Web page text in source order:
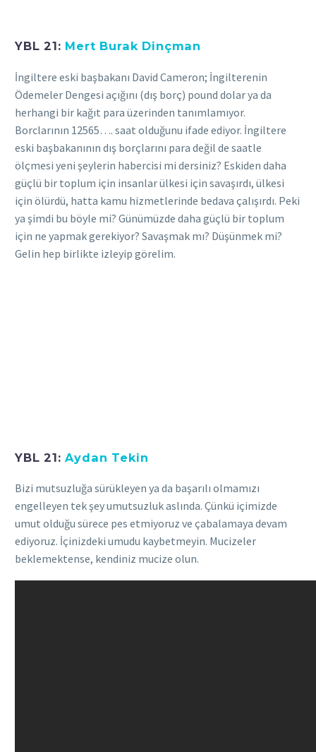
YBL 21: Mert Burak Dinçman
İngiltere eski başbakanı David Cameron; İngilterenin
Ödemeler Dengesi açığını (dış borç) pound dolar ya da
herhangi bir kağıt para üzerinden tanımlamıyor.
Borclarının 12565…. saat olduğunu ifade ediyor. İngiltere
eski başbakanının dış borçlarını para değil de saatle
ölçmesi yeni şeylerin habercisi mi dersiniz? Eskiden daha
güçlü bir toplum için insanlar ülkesi için savaşırdı, ülkesi
için ölürdü, hatta kamu hizmetlerinde bedava çalışırdı. Peki
ya şimdi bu böyle mi? Günümüzde daha güçlü bir toplum
için ne yapmak gerekiyor? Savaşmak mı? Düşünmek mi?
Gelin hep birlikte izleyip görelim.
YBL 21:Aydan Tekin
Bizi mutsuzluğa sürükleyen ya da başarılı olmamızı
engelleyen tek şey umutsuzluk aslında. Çünkü içimizde
umut olduğu sürece pes etmiyoruz ve çabalamaya devam
ediyoruz. İçinizdeki umudu kaybetmeyin. Mucizeler
beklemektense, kendiniz mucize olun.